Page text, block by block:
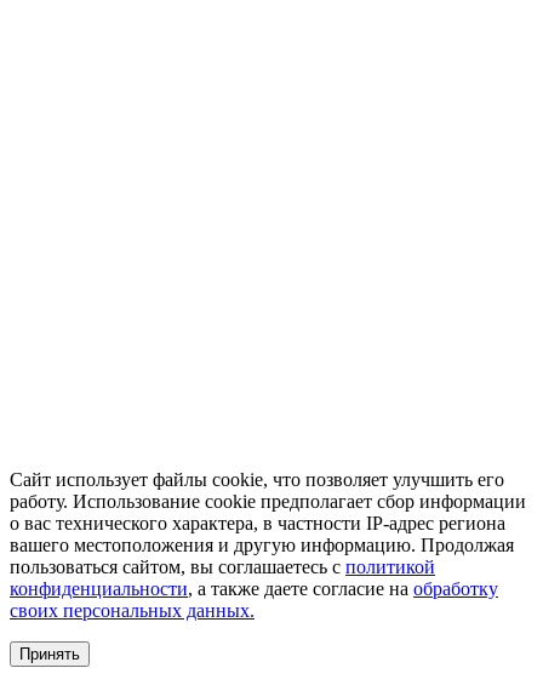
Сайт использует файлы cookie, что позволяет улучшить его
работу. Использование cookie предполагает сбор информации
о вас технического характера, в частности IP-адрес региона
вашего местоположения и другую информацию. Продолжая
пользоваться сайтом, вы соглашаетесь с политикой
конфиденциальности, а также даете согласие на обработку
своих персональных данных.
Принять